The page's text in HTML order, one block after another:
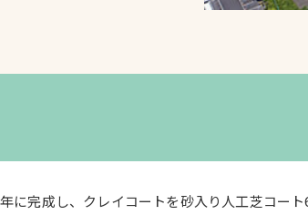
に完成し、クレイコートを砂入り人工芝コー